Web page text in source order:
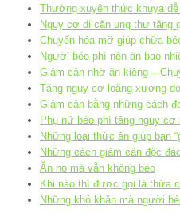
Thường xuyên thức khuya dễ
Nguy cơ di căn ung thư tăng
Chuyển hóa mỡ giúp chữa
Người béo phì nên ăn bao
Giảm cân nhờ ăn kiêng –
Tăng nguy cơ loãng xương
Giảm cân bằng những cách
Phụ nữ béo phì tăng nguy cơ
Những loại thức ăn giúp bạn
Những cách giảm cân độc
Ăn no mà vẫn không béo
Khi nào thì được gọi là thừa
Những khó khăn mà người